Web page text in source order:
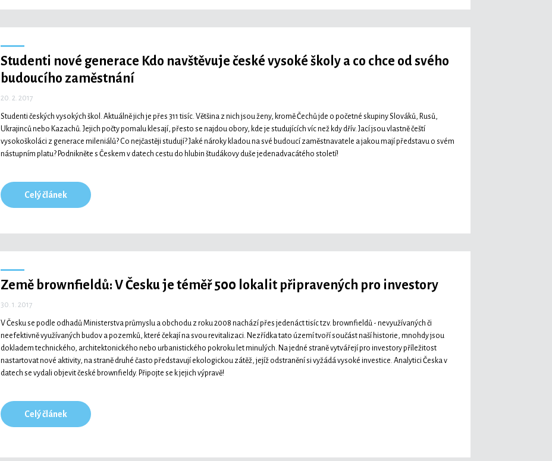
Studenti nové generace Kdo navštěvuje české vysoké školy a co chce od svého
budoucího zaměstnání
20. 2. 2017
Studenti českých vysokých škol. Aktuálně jich je přes 311 tisíc. Většina z nich jsou ženy, kromě Čechů jde o početné skupiny Slováků, Rusů,
Ukrajinců nebo Kazachů. Jejich počty pomalu klesají, přesto se najdou obory, kde je studujících víc než kdy dřív. Jací jsou vlastně čeští
vysokoškoláci z generace mileniálů? Co nejčastěji studují? Jaké nároky kladou na své budoucí zaměstnavatele a jakou mají představu o svém
nástupním platu? Podnikněte s Českem v datech cestu do hlubin študákovy duše jedenadvacátého století!
Celý článek
Země brownfieldů: V Česku je téměř 500 lokalit připravených pro investory
30. 1. 2017
V Česku se podle odhadů Ministerstva průmyslu a obchodu z roku 2008 nachází přes jedenáct tisíc tzv. brownfieldů - nevyužívaných či
neefektivně využívaných budov a pozemků, které čekají na svou revitalizaci. Nezřídka tato území tvoří součást naší historie, mnohdy jsou
dokladem technického, architektonického nebo urbanistického pokroku let minulých. Na jedné straně vytvářejí pro investory příležitost
nastartovat nové aktivity, na straně druhé často představují ekologickou zátěž, jejíž odstranění si vyžádá vysoké investice. Analytici Česka v
datech se vydali objevit české brownfieldy. Připojte se k jejich výpravě!
Celý článek